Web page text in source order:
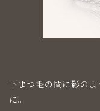
下まつ毛の間に影の
に。